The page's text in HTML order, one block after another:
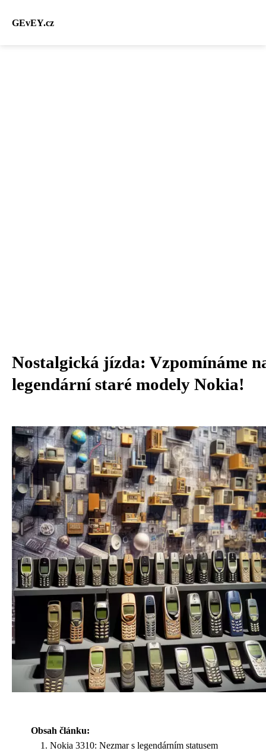
GEvEY.cz
Nostalgická jízda: Vzpomínáme
legendární staré modely Nokia!
Obsah článku:
Nokia 3310: Nezmar s legendárním statusem